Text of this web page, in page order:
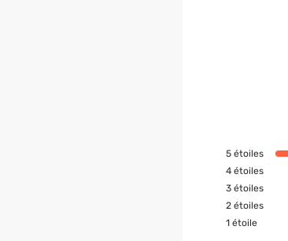
5 étoiles
4 étoiles
3 étoiles
2 étoiles
1 étoile